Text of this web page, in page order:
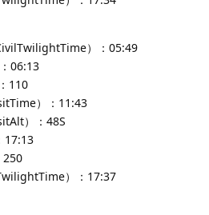
）：05:49
06:13
110
）：11:43
）：48S
17:13
250
）：17:37